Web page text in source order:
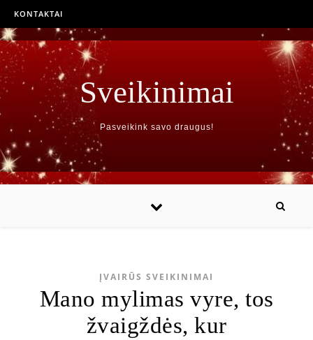
KONTAKTAI
Sveikinimai
Pasveikink savo draugus!
ĮVAIRŪS SVEIKINIMAI
Mano mylimas vyre, tos
žvaigždės, kur